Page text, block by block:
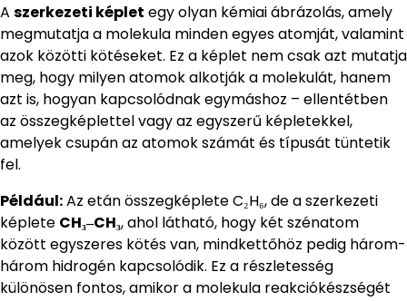
A szerkezeti képlet egy olyan kémiai ábrázolás, amely
megmutatja a molekula minden egyes atomját, valamint
azok közötti kötéseket. Ez a képlet nem csak azt mutatja
meg, hogy milyen atomok alkotják a molekulát, hanem
azt is, hogyan kapcsolódnak egymáshoz – ellentétben
az összegképlettel vagy az egyszerű képletekkel,
amelyek csupán az atomok számát és típusát tüntetik
fel.
Például:Az etán összegképlete C₂H₆, de a szerkezeti
képlete CH₃‒CH₃, ahol látható, hogy két szénatom
között egyszeres kötés van, mindkettőhöz pedig három-
három hidrogén kapcsolódik. Ez a részletesség
különösen fontos, amikor a molekula reakciókészségét